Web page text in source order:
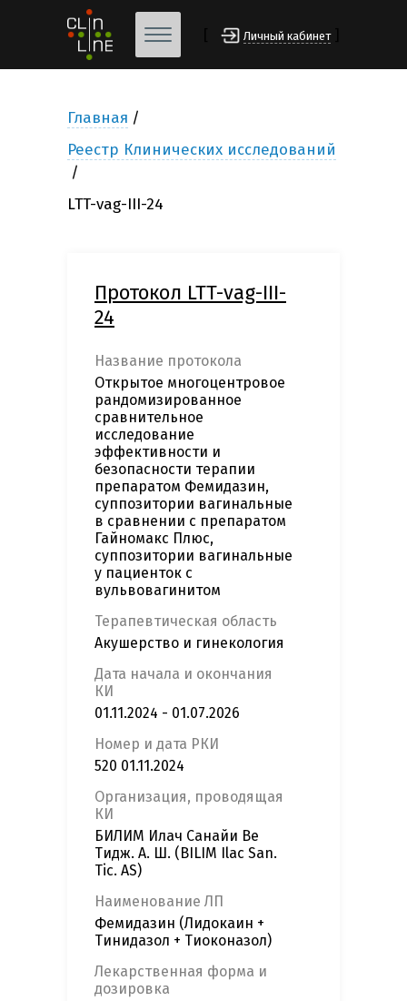
Личный кабинет
Главная
Реестр Клинических исследований
LTT-vag-III-24
Протокол LTT-vag-III-
24
Название протокола
Открытое многоцентровое
рандомизированное
сравнительное
исследование
эффективности и
безопасности терапии
препаратом Фемидазин,
суппозитории вагинальные
в сравнении с препаратом
Гайномакс Плюс,
суппозитории вагинальные
у пациенток с
вульвовагинитом
Терапевтическая область
Акушерство и гинекология
Дата начала и окончания
КИ
01.11.2024 - 01.07.2026
Номер и дата РКИ
520 01.11.2024
Организация, проводящая
КИ
БИЛИМ Илач Санайи Ве
Тидж. А. Ш. (BILIM Ilac San.
Tic. AS)
Наименование ЛП
Фемидазин (Лидокаин +
Тинидазол + Тиоконазол)
Лекарственная форма и
дозировка